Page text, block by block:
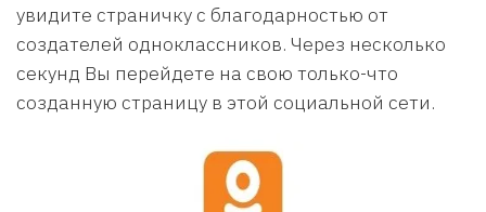
увидите страничку с благодарностью от
создателей одноклассников. Через несколько
секунд Вы перейдете на свою только-что
созданную страницу в этой социальной сети.